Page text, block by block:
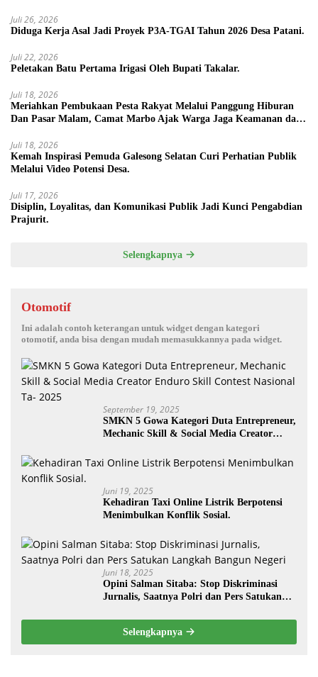
Juli 26, 2026
Diduga Kerja Asal Jadi Proyek P3A-TGAI Tahun 2026 Desa Patani.
Juli 22, 2026
Peletakan Batu Pertama Irigasi Oleh Bupati Takalar.
Juli 18, 2026
Meriahkan Pembukaan Pesta Rakyat Melalui Panggung Hiburan
Dan Pasar Malam, Camat Marbo Ajak Warga Jaga Keamanan dan
Juli 18, 2026
Kemah Inspirasi Pemuda Galesong Selatan Curi Perhatian Publik
Melalui Video Potensi Desa.
Juli 17, 2026
Disiplin, Loyalitas, dan Komunikasi Publik Jadi Kunci Pengabdian
Prajurit.
Selengkapnya
Otomotif
Ini adalah contoh keterangan untuk widget dengan kategori
otomotif, anda bisa dengan mudah memasukkannya pada widget.
September 19, 2025
SMKN 5 Gowa Kategori Duta Entrepreneur,
Mechanic Skill & Social Media Creator
Juni 19, 2025
Kehadiran Taxi Online Listrik Berpotensi
Menimbulkan Konflik Sosial.
Juni 18, 2025
Opini Salman Sitaba: Stop Diskriminasi
Jurnalis, Saatnya Polri dan Pers Satukan
Selengkapnya